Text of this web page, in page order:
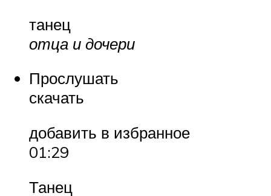
танец
отца и дочери
Прослушать
скачать
добавить в избранное
01:29
Танец